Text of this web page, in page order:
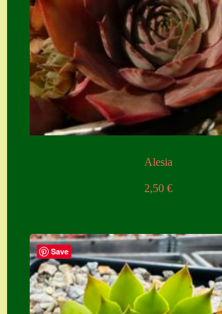
Alesia
2,50 €
Save